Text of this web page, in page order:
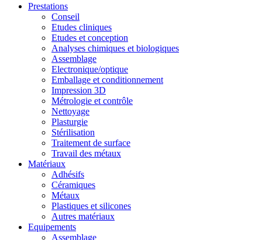
Prestations
Conseil
Etudes cliniques
Etudes et conception
Analyses chimiques et biologiques
Assemblage
Electronique/optique
Emballage et conditionnement
Impression 3D
Métrologie et contrôle
Nettoyage
Plasturgie
Stérilisation
Traitement de surface
Travail des métaux
Matériaux
Adhésifs
Céramiques
Métaux
Plastiques et silicones
Autres matériaux
Equipements
Assemblage